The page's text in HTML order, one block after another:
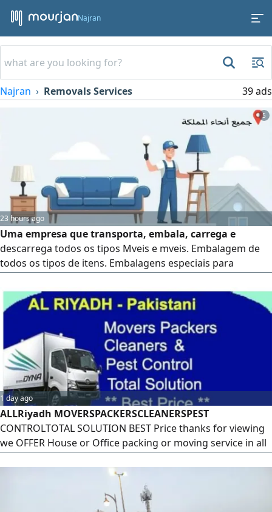
Najran
Najran Removals Services 39 ads
5
23 hours ago
Uma empresa que transporta, embala, carrega e
descarrega todos os tipos Mveis e mveis. Embalagem de
todos os tipos de itens. Embalagens especiais para
Serviço de transporte embalagem Serviço de transporte,
embalagem, desmontagem e instalaço para escritrios
1 day ago
ALLRiyadh MOVERSPACKERSCLEANERSPEST
CONTROLTOTAL SOLUTION BEST Price thanks for viewing
we OFFER House or Office packing or moving service in all
responsibility and care to keep your goods safe and
transfer from one end to another end